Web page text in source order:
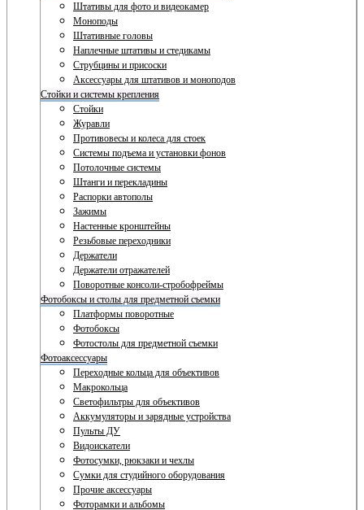
Штативы для фото и видеокамер
Моноподы
Штативные головы
Наплечные штативы и стедикамы
Струбцины и присоски
Аксессуары для штативов и моноподов
Стойки и системы крепления
Стойки
Журавли
Противовесы и колеса для стоек
Системы подъема и установки фонов
Потолочные системы
Штанги и перекладины
Распорки автополы
Зажимы
Настенные кронштейны
Резьбовые переходники
Держатели
Держатели отражателей
Поворотные консоли-стробофреймы
Фотобоксы и столы для предметной съемки
Платформы поворотные
Фотобоксы
Фотостолы для предметной съемки
Фотоаксессуары
Переходные кольца для объективов
Макрокольца
Светофильтры для объективов
Аккумуляторы и зарядные устройства
Пульты ДУ
Видоискатели
Фотосумки, рюкзаки и чехлы
Сумки для студийного оборудования
Прочие аксессуары
Фоторамки и альбомы